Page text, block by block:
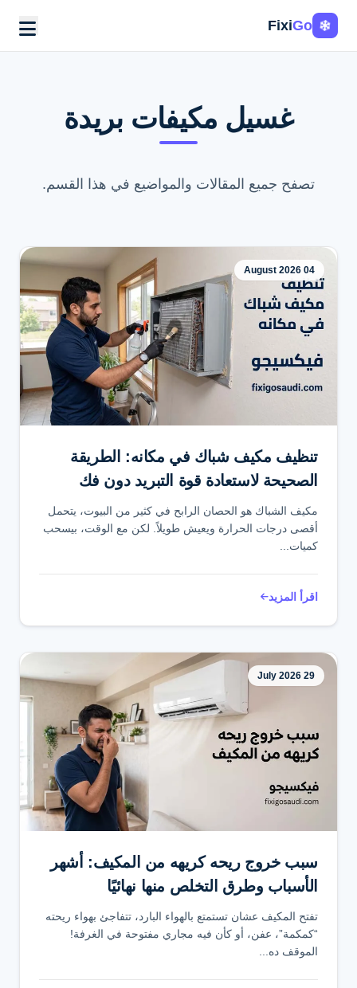
FixiGo
اطلب الخدمة
تواصل عبر واتساب
غسيل مكيفات بريدة
تصفح جميع المقالات والمواضيع في هذا القسم.
04 August 2026
تنظيف مكيف شباك في مكانه: الطريقة
الصحيحة لاستعادة قوة التبريد دون فك
المكيف
مكيف الشباك هو الحصان الرابح في كثير من البيوت، يتحمل
أقصى درجات الحرارة ويعيش طويلاً. لكن مع الوقت، بيسحب
كميات...
اقرأ المزيد
29 July 2026
سبب خروج ريحه كريهه من المكيف: أشهر
الأسباب وطرق التخلص منها نهائيًا
تفتح المكيف عشان تستمتع بالهواء البارد، تتفاجئ بهواء ريحته
“كمكمة”، عفن، أو كأن فيه مجاري مفتوحة في الغرفة!
الموقف ده...